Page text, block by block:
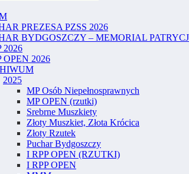
PREZESA PZSS 2026
BYDGOSZCZY – MEMORIAL
2026
OPEN 2026
2025
MP Osób Niepełnosprawnych
MP OPEN (rzutki)
Srebrne Muszkiety
Złoty Muszkiet, Złota Krócica
Złoty Rzutek
Puchar Bydgoszczy
I RPP OPEN (RZUTKI)
I RPP OPEN